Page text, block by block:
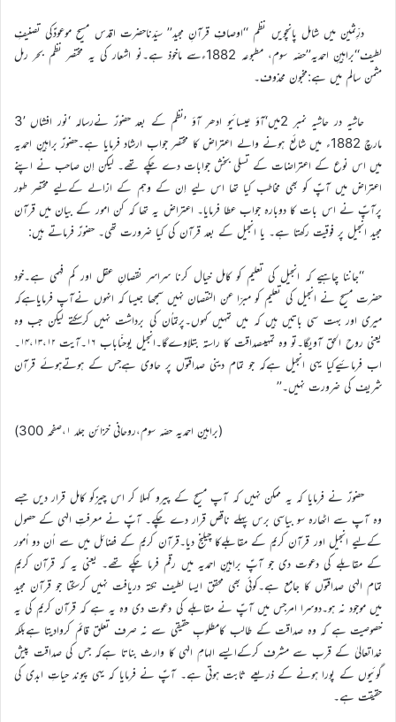
درِّثمین میں شامل پانچویں نظم ‘‘اوصافِ قرآنِ مجید’’ سیّدناحضرت اقدس مسیح موعودؑکی تصنیفِ
لطیف‘‘براہینِ احمدیہ’’حصّہ سوم، مطبوعہ 1882ءسے ماخوذ ہے۔نو اشعار کی یہ مختصر نظم بحر رمل
مثمن سالم میں ہے:مخبون محذوف۔
حاشیہ در حاشیہ نمبر 2میں‘آؤ عیسائیو ادھر آؤ ’نظم کے بعد حضورؑ نےرسالہ ‘نور افشاں ’3
مارچ 1882ء میں شائع ہونے والے اعتراض کا مختصر جواب ارشاد فرمایا ہے۔حضورؑ براہینِ احمدیہ
میں اس نوع کے اعتراضات کے تسلی بخش جوابات دے چکے تھے۔ لیکن اِن صاحب نے اپنے
اعتراض میں آپؑ کو بھی مخاطب کیا تھا اس لیے اِن کے وہم کے ازالے کےلیے مختصر طور
پرآپؑ نے اس بات کا دوبارہ جواب عطا فرمایا۔ اعتراض یہ تھا کہ کن امور کے بیان میں قرآن
مجید انجیل پر فوقیت رکھتا ہے۔ یا انجیل کے بعد قرآن کی کیا ضرورت تھی۔ حضورؑ فرماتے ہیں:
‘‘جاننا چاہیے کہ انجیل کی تعلیم کو کامل خیال کرنا سراسر نقصانِ عقل اور کم فہمی ہے۔خود
حضرت مسیح نے انجیل کی تعلیم کو مبرّا عن النقصان نہیں سمجھا جیسا کہ انہوں نےآپ فرمایاہےکہ
میری اور بہت سی باتیں ہیں کہ میں تمہیں کہوں۔پرتماُن کی برداشت نہیں کرسکتے لیکن جب وہ
یعنی روح الحق آویگا۔تو وہ تمہیںصداقت کا راستہ بتلاوےگا۔انجیل یوحنّاباب ۱۶۔آیت ۱۴،۱۳،۱۲۔
اب فرمائیےکیا یہی انجیل ہےکہ جو تمام دینی صداقتوں پر حاوی ہےجس کے ہوتےہوئے قرآن
شریف کی ضرورت نہیں۔’’
(براہینِ احمدیہ حصّہ سوم،روحانی خزائن جلد ۱،صفحہ 300)
حضورؑ نے فرمایا کہ یہ ممکن نہیں کہ آپ مسیح کے پیرو کہلا کر اس چیزکو کامل قرار دیں جسے
وہ آپ سے اٹھارہ سو بیاسی برس پہلے ناقص قرار دے چکے۔ آپؑ نے معرفتِ الہٰی کے حصول
کےلیے انجیل اور قرآن کریم کے مقابلےکا چیلنج دیا۔قرآن کریم کے فضائل میں سے اُن دو اُمور
کے مقابلے کی دعوت دی جو آپؑ براہینِ احمدیہ میں رقم فرما چکے تھے۔ یعنی یہ کہ قرآن کریم
تمام الہٰی صداقتوں کا جامع ہے۔کوئی بھی محقق ایسا لطیف نکتہ دریافت نہیں کرسکتا جو قرآن مجید
میں موجود نہ ہو۔دوسرا امرجس میں آپؑ نے مقابلے کی دعوت دی وہ یہ ہے کہ قرآن کریم کی یہ
خصوصیت ہے کہ وہ صداقت کے طالب کامطلوبِ حقیقی سے نہ صرف تعلق قائم کروادیتا ہےبلکہ
خداتعالیٰ کے قرب سے مشرف کرکےایسے الہامِ الہٰی کا وارث بناتا ہےکہ جس کی صداقت پیش
گوئیوں کے پورا ہونے کے ذریعے ثابت ہوتی ہے۔ آپؑ نے فرمایا کہ یہی پیوند حیاتِ ابدی کی
حقیقت ہے۔